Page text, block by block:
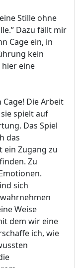
Stille ohne
Dazu fällt mir
Cage ein, in
kein
eine
Cage! Die Arbeit
spielt auf
Das Spiel
das
ein Zugang zu
Zu
sich
Weise
dem wir eine
ich, wie